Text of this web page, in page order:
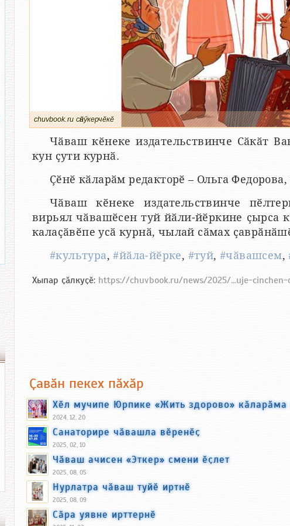
chuvbook.ru сӑнӳкерчӗкӗ
Чӑваш кӗнеке издательствинче Сӑкӑт
кун ҫути курнӑ.
Ҫӗнӗ кӑларӑм редакторӗ – Ольга
Чӑваш кӗнеке издательствинче
вирьял чӑвашӗсен туй йӑли-йӗркине ҫырса
калаҫӑвӗпе усӑ курнӑ, чылай сӑмах
#культура,#йӑла-йӗрке, #туй,#чӑвашсем,
Хыпар ҫӑлкуҫӗ: https://chuvbook.ru/news/2025/...uje-
Ҫавӑн пекех пӑхӑр
Хӗл мучипе Юрпике «Жить здорово» кӑларӑма
2024, 12, 20
Санаторире чӑвашла вӗренӗҫ
2025, 02, 10
Чӑваш ачисен «Эткер» смени ӗҫлет
2025, 08, 05
Нурлатра чӑваш туйӗ иртнӗ
2025, 08, 09
Сӑра уявне ирттернӗ